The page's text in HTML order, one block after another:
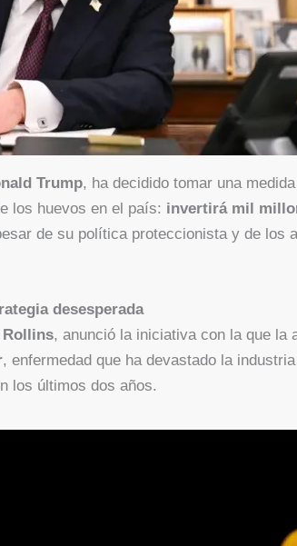
Trump, ha decidido tomar una
los huevos en el país: invertirá mil
de su política proteccionista y de los
desesperada
Rollins, anunció la iniciativa con la que la
, enfermedad que ha devastado la
los últimos dos años.